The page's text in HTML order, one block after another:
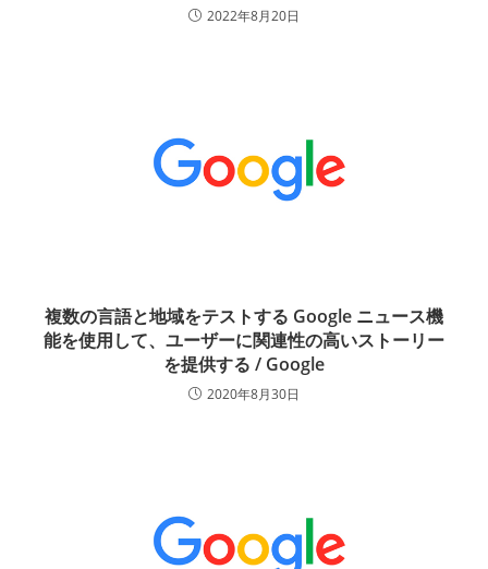
2022年8月20日
複数の言語と地域をテストする Google ニュース機
能を使用して、ユーザーに関連性の高いストーリー
を提供する / Google
2020年8月30日